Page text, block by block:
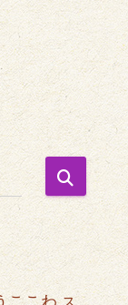
ここわ ス